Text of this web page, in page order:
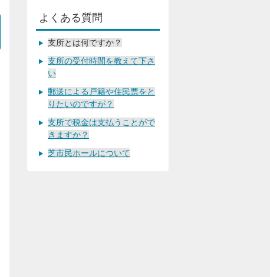
よくある質問
支所とは何ですか？
支所の受付時間を教えて下さ
い
郵送による戸籍や住民票をと
りたいのですが？
支所で税金は支払うことがで
きますか？
芝市民ホールについて